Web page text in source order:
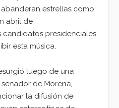
estrellas como
abril de
candidatos presidenciales
esta música.
luego de una
de Morena,
la difusión de